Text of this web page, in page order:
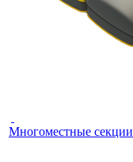
Многоместные секции